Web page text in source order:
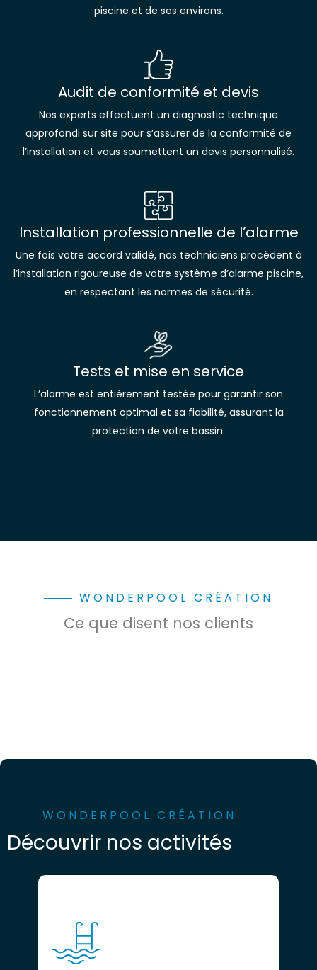
piscine et de ses environs.
Audit de conformité et devis
Nos experts effectuent un diagnostic technique
approfondi sur site pour s’assurer de la conformité de
l’installation et vous soumettent un devis personnalisé.
Installation professionnelle de l’alarme
Une fois votre accord validé, nos techniciens procèdent à
l’installation rigoureuse de votre système d’alarme piscine,
en respectant les normes de sécurité.
Tests et mise en service
L’alarme est entièrement testée pour garantir son
fonctionnement optimal et sa fiabilité, assurant la
protection de votre bassin.
WONDERPOOL CRÉATION
Ce que disent nos clients
WONDERPOOL CRÉATION
Découvrir nos activités